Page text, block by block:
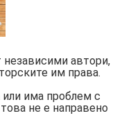
независими автори,
им права.
има проблем с
не е направено